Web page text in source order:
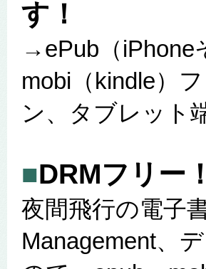
す！
→ePub（iPhone
mobi（kindle）
ン、タブレット
■DRMフリー！
夜間飛行の電子
Management、